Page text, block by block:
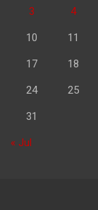
3 4
10 11
17 18
24 25
31
« Jul